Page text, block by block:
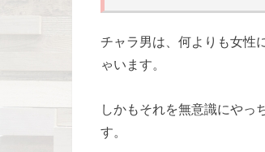
チャラ男は、何よりも女性
ゃいます。
しかもそれを無意識にやっ
す。